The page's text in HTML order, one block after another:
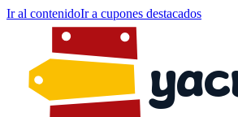
Ir al contenidoIr a cupones destacados